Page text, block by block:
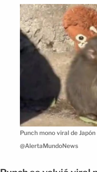
Punch mono viral de
@AlertaMundoNews